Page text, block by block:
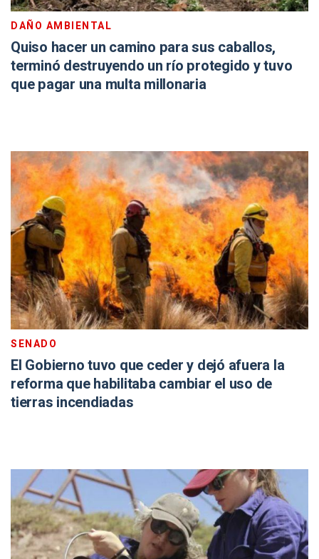
DAÑO AMBIENTAL
Quiso hacer un camino para sus caballos,
terminó destruyendo un río protegido y tuvo
que pagar una multa millonaria
SENADO
El Gobierno tuvo que ceder y dejó afuera la
reforma que habilitaba cambiar el uso de
tierras incendiadas